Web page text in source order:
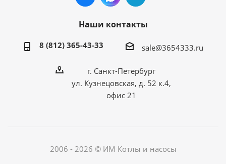
Наши контакты
8 (812) 365-43-33 sale@3654333.ru
г. Санкт-Петербург
ул. Кузнецовская, д. 52 к.4,
офис 21
2006 - 2026 © ИМ Котлы и насосы